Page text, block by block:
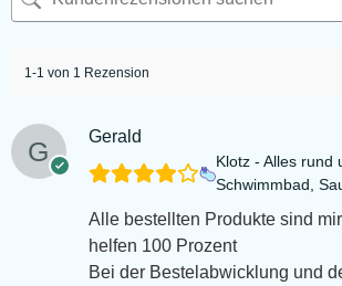
1-1 von 1 Rezension
Gerald
Klotz - Alles rund
Schwimmbad,
Alle bestellten Produkte sind
helfen 100 Prozent
Bei der Bestelabwicklung und